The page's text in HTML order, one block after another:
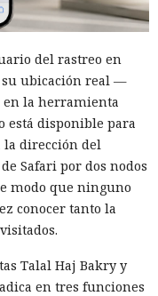
del rastreo en
ubicación real —
la herramienta
está disponible para
la dirección del
Safari por dos nodos
modo que ninguno
conocer tanto la
Talal Haj Bakry y
en tres funciones